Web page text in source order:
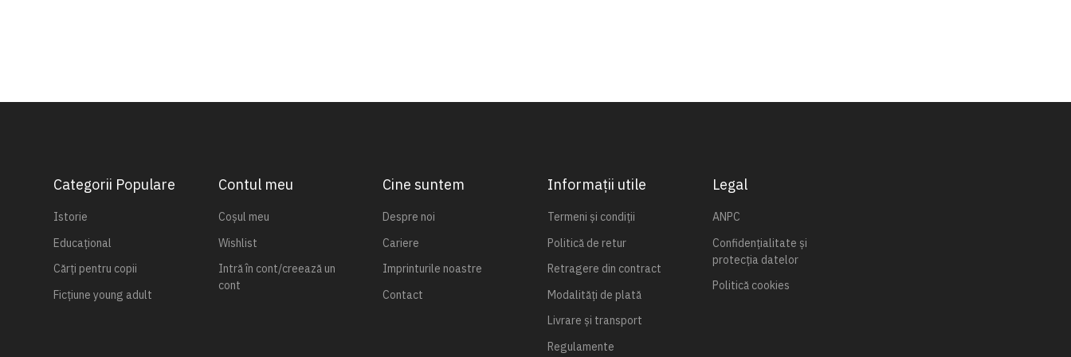
Categorii Populare
Istorie
Educațional
Cărți pentru copii
Ficțiune young adult
Contul meu
Coșul meu
Wishlist
Intră în cont/creează un
cont
Cine suntem
Despre noi
Cariere
Imprinturile noastre
Contact
Informații utile
Termeni și condiții
Politică de retur
Retragere din contract
Modalități de plată
Livrare și transport
Regulamente
Legal
ANPC
Confidențialitate și
protecția datelor
Politică cookies